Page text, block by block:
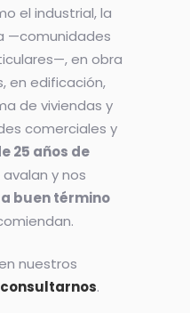
el industrial, la
—comunidades
en obra
en edificación,
de viviendas y
comerciales y
25 años de
y nos
a buen término
nuestros
consultarnos.